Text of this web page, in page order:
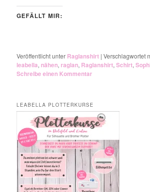
GEFÄLLT MIR:
Veröffentlicht unter Raglanshirt |Verschlagwortet
leabella, nähen, raglan, Raglanshirt,Schirt,
Schreibe einen Kommentar
LEABELLA PLOTTERKURSE